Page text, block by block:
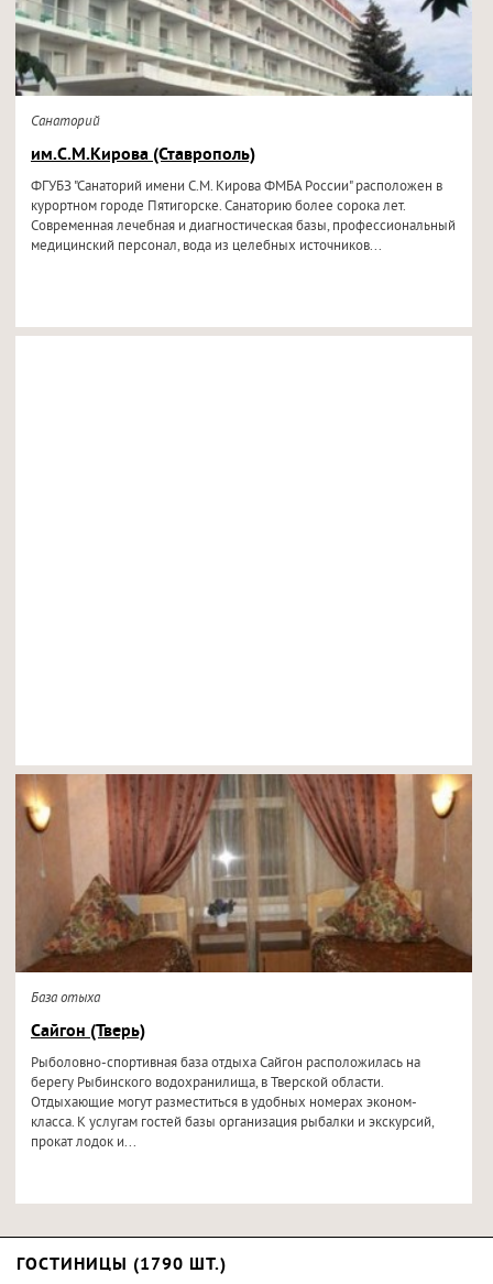
Санаторий
им.С.М.Кирова (Ставрополь)
ФГУБЗ "Санаторий имени С.М. Кирова ФМБА России" расположен в
курортном городе Пятигорске. Санаторию более сорока лет.
Современная лечебная и диагностическая базы, профессиональный
медицинский персонал, вода из целебных источников...
База отыха
Сайгон (Тверь)
Рыболовно-спортивная база отдыха Сайгон расположилась на
берегу Рыбинского водохранилища, в Тверской области.
Отдыхающие могут разместиться в удобных номерах эконом-
класса. К услугам гостей базы организация рыбалки и экскурсий,
прокат лодок и...
ГОСТИНИЦЫ (1790 ШТ.)